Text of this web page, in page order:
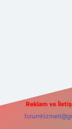
Reklam ve